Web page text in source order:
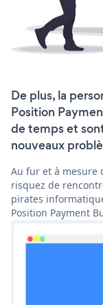
De plus, la
Position
de temps et
nouveaux
Au fur et à mesure
risquez de
pirates
Position Payment